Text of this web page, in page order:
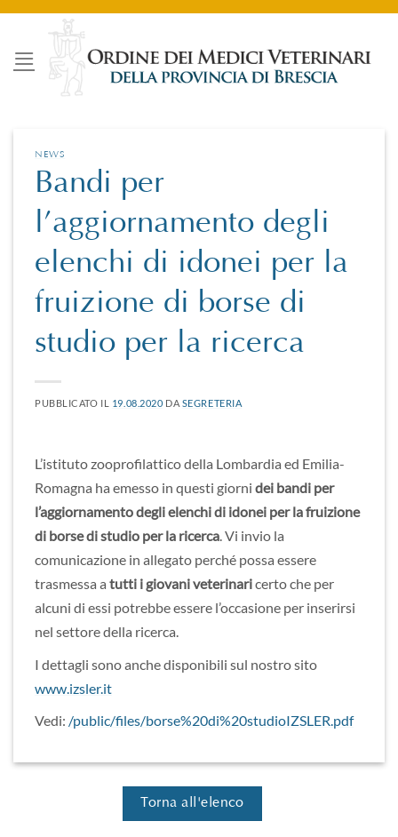
Salta
contenuti
NEWS
Bandi per
l’aggiornamento degli
elenchi di idonei per la
fruizione di borse di
studio per la ricerca
PUBBLICATO IL 19.08.2020 DA SEGRETERIA
L’istituto zooprofilattico della Lombardia ed Emilia-
Romagna ha emesso in questi giorni dei bandi per
l’aggiornamento degli elenchi di idonei per la fruizione
di borse di studio per la ricerca. Vi invio la
comunicazione in allegato perché possa essere
trasmessa a tutti i giovani veterinaricerto che per
alcuni di essi potrebbe essere l’occasione per inserirsi
nel settore della ricerca.
I dettagli sono anche disponibili sul nostro sito
www.izsler.it
Vedi: /public/files/borse%20di%20studioIZSLER.pdf
Torna all'elenco